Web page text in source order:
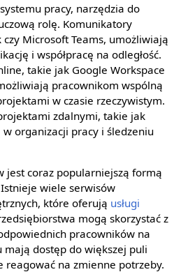
pracy, narzędzia do
rolę. Komunikatory
Microsoft Teams, umożliwiają
i współpracę na odległość.
takie jak Google Workspace
pracownikom wspólną
w czasie rzeczywistym.
zdalnymi, takie jak
organizacji pracy i śledzeniu
jest coraz popularniejszą formą
wiele serwisów
które oferują usługi
mogą skorzystać z
pracowników na
mają dostęp do większej puli
na zmienne potrzeby.